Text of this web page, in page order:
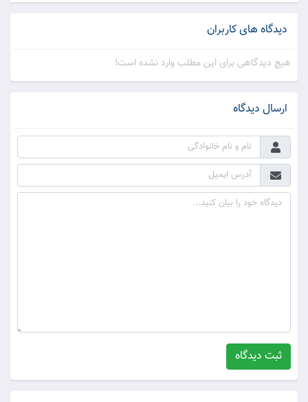
دیدگاه های کاربران
هیچ دیدگاهی برای این مطلب وارد نشده است!
ارسال دیدگاه
ثبت دیدگاه